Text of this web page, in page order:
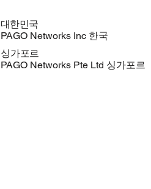
대한민국
PAGO Networks Inc 한국
싱가포르
PAGO Networks Pte Ltd 싱가포르